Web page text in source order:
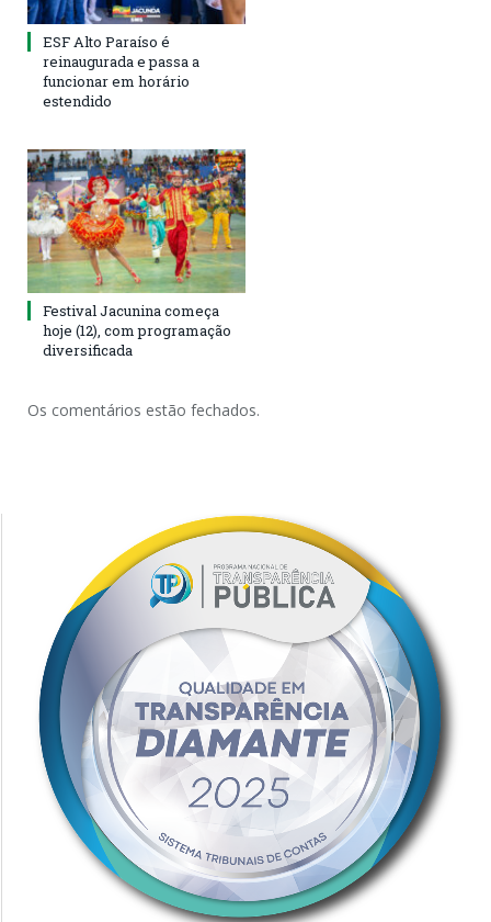
ESF Alto Paraíso é
reinaugurada e passa a
funcionar em horário
estendido
Festival Jacunina começa
hoje (12), com programação
diversificada
Os comentários estão fechados.